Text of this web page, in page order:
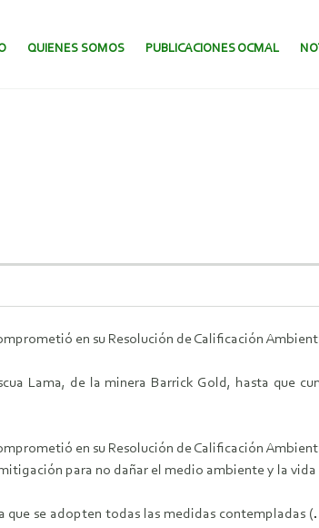
AL CONTENIDO.
QUIENES SOMOS PUBLICACIONES OCMAL
en su Resolución de Calificación
Lama, de la minera Barrick Gold, hasta que
en su Resolución de Calificación
para no dañar el medio ambiente y la
se adopten todas las medidas contempladas